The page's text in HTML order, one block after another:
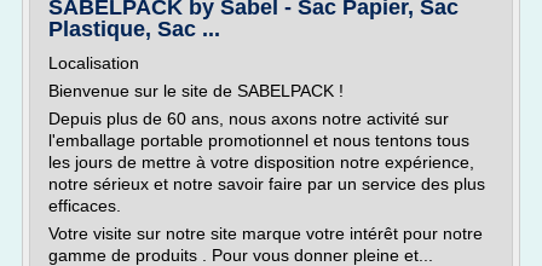
SABELPACK by Sabel - Sac Papier, Sac
Plastique, Sac ...
Localisation
Bienvenue sur le site de SABELPACK !
Depuis plus de 60 ans, nous axons notre activité sur
l'emballage portable promotionnel et nous tentons tous
les jours de mettre à votre disposition notre expérience,
notre sérieux et notre savoir faire par un service des plus
efficaces.
Votre visite sur notre site marque votre intérêt pour notre
gamme de produits . Pour vous donner pleine et...